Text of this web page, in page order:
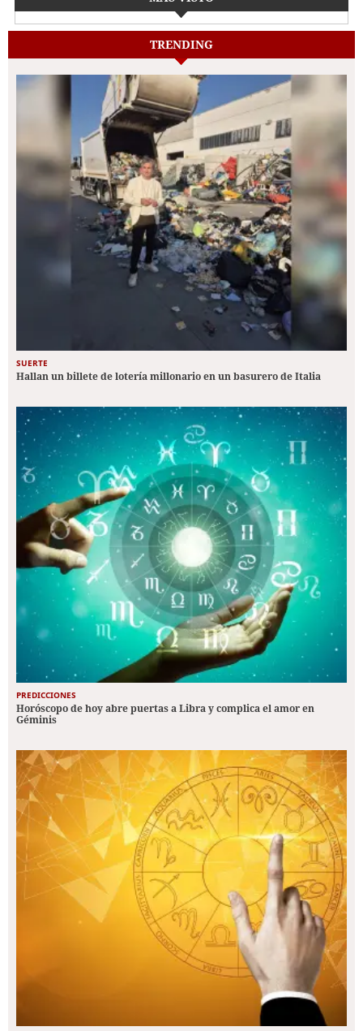
TRENDING
SUERTE
Hallan un billete de lotería millonario en un basurero de Italia
PREDICCIONES
Horóscopo de hoy abre puertas a Libra y complica el amor en
Géminis